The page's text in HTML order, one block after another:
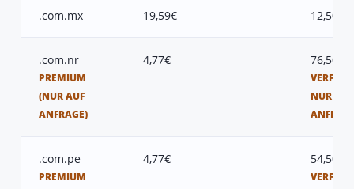
.com.mx 19,59€ 12,50€
.com.nr
PREMIUM
(NUR AUF
ANFRAGE)
4,77€ 76,50€
NUR AUF
.com.pe
PREMIUM
4,77€ 54,50€